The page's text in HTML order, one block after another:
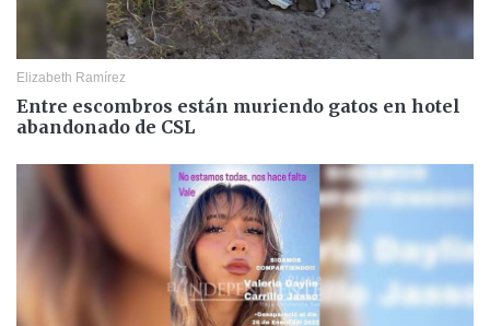
Elizabeth Ramírez
Entre escombros están muriendo gatos en hotel
abandonado de CSL